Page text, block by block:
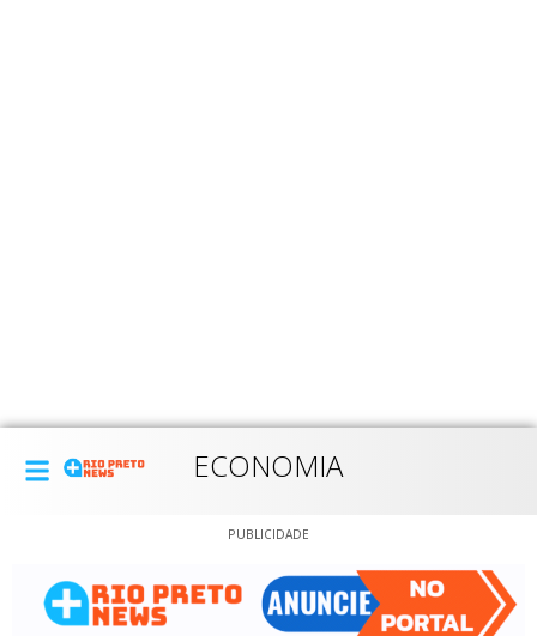
ECONOMIA
PUBLICIDADE